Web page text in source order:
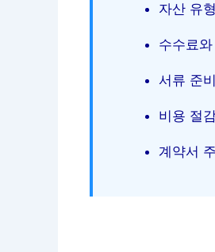
자산 유
수수료
서류 준
비용 절
계약서